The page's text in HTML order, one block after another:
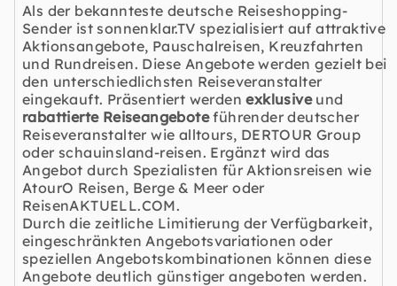
Als der bekannteste deutsche Reiseshopping-
Sender ist sonnenklar.TV spezialisiert auf attraktive
Aktionsangebote, Pauschalreisen, Kreuzfahrten
und Rundreisen. Diese Angebote werden gezielt bei
den unterschiedlichsten Reiseveranstalter
eingekauft. Präsentiert werdenexklusive und
rabattierte Reiseangeboteführender deutscher
Reiseveranstalter wie alltours, DERTOUR Group
oder schauinsland-reisen. Ergänzt wird das
Angebot durch Spezialisten für Aktionsreisen wie
AtourO Reisen, Berge & Meer oder
ReisenAKTUELL.COM.
Durch die zeitliche Limitierung der Verfügbarkeit,
eingeschränkten Angebotsvariationen oder
speziellen Angebotskombinationen können diese
Angebote deutlich günstiger angeboten werden.